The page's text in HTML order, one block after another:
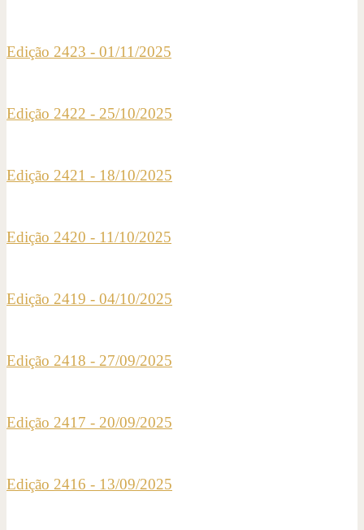
Edição 2423 - 01/11/2025
Edição 2422 - 25/10/2025
Edição 2421 - 18/10/2025
Edição 2420 - 11/10/2025
Edição 2419 - 04/10/2025
Edição 2418 - 27/09/2025
Edição 2417 - 20/09/2025
Edição 2416 - 13/09/2025